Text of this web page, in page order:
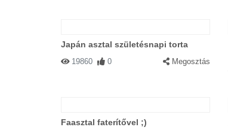
Japán asztal születésnapi torta
19860 0 Megosztás
Faasztal faterítővel ;)